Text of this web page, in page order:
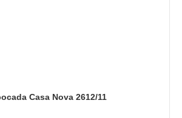
Casa Nova 2612/11